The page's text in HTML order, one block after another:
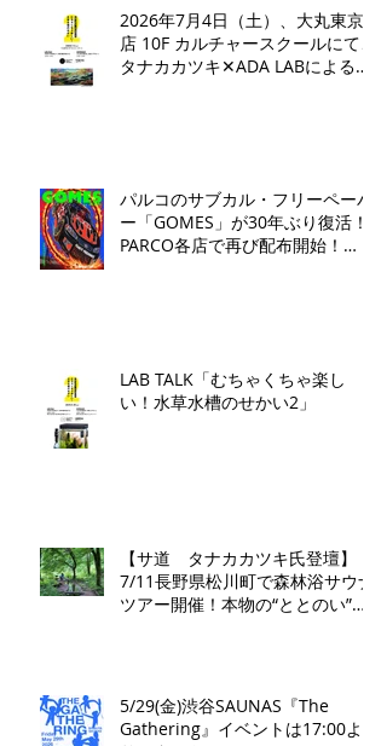
2026年7月4日（土）、大丸東京
店 10F カルチャースクールにて、
タナカカツキ✕ADA LABによるト
パルコのサブカル・フリーペーパ
ー「GOMES」が30年ぶり復活！
PARCO各店で再び配布開始！​
LAB TALK「むちゃくちゃ楽し
い！水草水槽のせかい2」
【サ道 タナカカツキ氏登壇】
7/11長野県松川町で森林浴サウナ
ツアー開催！本物の“ととのい”を
5/29(金)渋谷SAUNAS『The
Gathering』イベントは17:00よ